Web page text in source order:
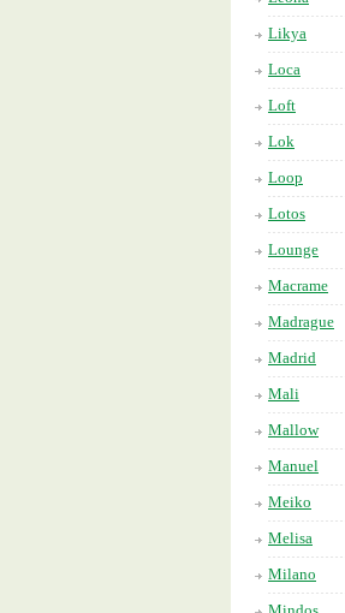
Likya
Loca
Loft
Lok
Loop
Lotos
Lounge
Macrame
Madrague
Madrid
Mali
Mallow
Manuel
Meiko
Melisa
Milano